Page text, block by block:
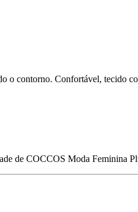
contorno. Confortável, tecido
de COCCOS Moda Feminina